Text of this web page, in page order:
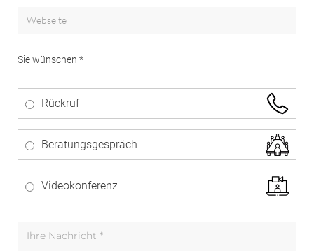
Sie wünschen *
Rückruf
Beratungsgespräch
Videokonferenz